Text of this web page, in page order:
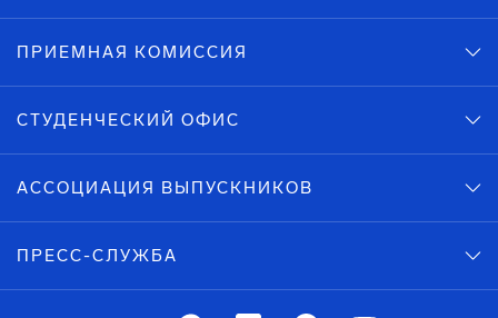
ПРИЕМНАЯ КОМИССИЯ
СТУДЕНЧЕСКИЙ ОФИС
АССОЦИАЦИЯ ВЫПУСКНИКОВ
ПРЕСС-СЛУЖБА